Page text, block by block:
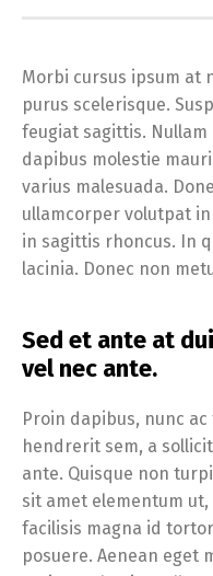
Morbi cursus ipsum at
purus scelerisque.
feugiat sagittis.
dapibus molestie
varius malesuada.
ullamcorper volutpat
in sagittis rhoncus. In
lacinia. Donec non
Sed et ante at
vel nec ante.
Proin dapibus, nunc
hendrerit sem, a
ante. Quisque non
sit amet elementum
facilisis magna id
posuere. Aenean eget